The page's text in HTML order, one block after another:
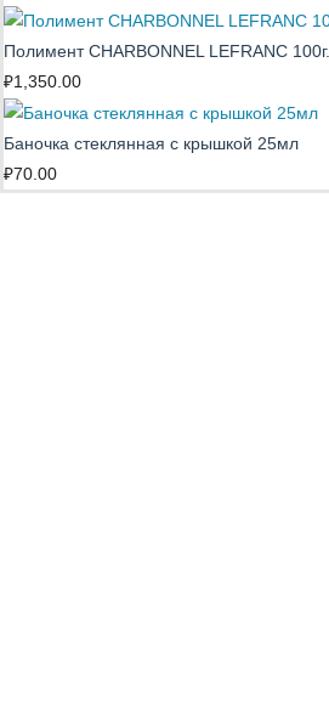
Полимент CHARBONNEL LEFRANC 100г.
₽1,350.00
Баночка стеклянная с крышкой 25мл
₽70.00